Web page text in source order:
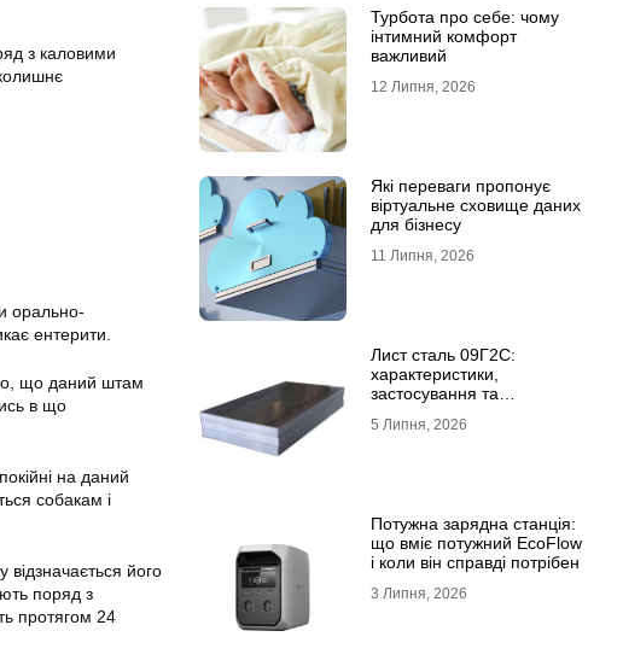
з каловими
орально-
ентерити.
що даний штам
в що
на даний
собакам і
відзначається його
поряд з
протягом 24
Турбота про себе: чому
інтимний комфорт
важливий
12 Липня, 2026
Які переваги пропонує
віртуальне сховище даних
для бізнесу
11 Липня, 2026
Лист сталь 09Г2С:
характеристики,
застосування та
10ХСНД
5 Липня, 2026
Потужна зарядна станція:
що вміє потужний EcoFlow
і коли він справді потрібен
3 Липня, 2026